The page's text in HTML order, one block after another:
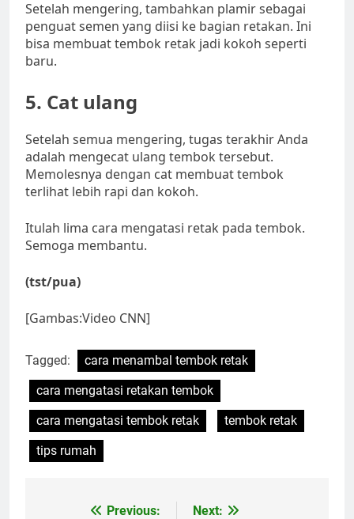
Setelah mengering, tambahkan plamir sebagai
penguat semen yang diisi ke bagian retakan. Ini
bisa membuat tembok retak jadi kokoh seperti
baru.
5. Cat ulang
Setelah semua mengering, tugas terakhir Anda
adalah mengecat ulang tembok tersebut.
Memolesnya dengan cat membuat tembok
terlihat lebih rapi dan kokoh.
Itulah lima cara mengatasi retak pada tembok.
Semoga membantu.
(tst/pua)
[Gambas:Video CNN]
Tagged:
cara menambal tembok retak
cara mengatasi retakan tembok
cara mengatasi tembok retak
tembok retak
tips rumah
Previous:
Next: